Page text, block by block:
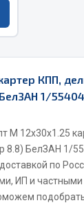
КПП,
1/
М 12х30х1.25
8.8) БелЗАН 1/
по
ИП и частными